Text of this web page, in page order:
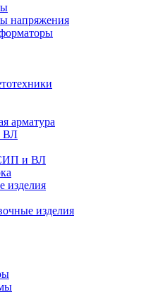
напряжения
арматура
ВЛ
и ВЛ
изделия
изделия